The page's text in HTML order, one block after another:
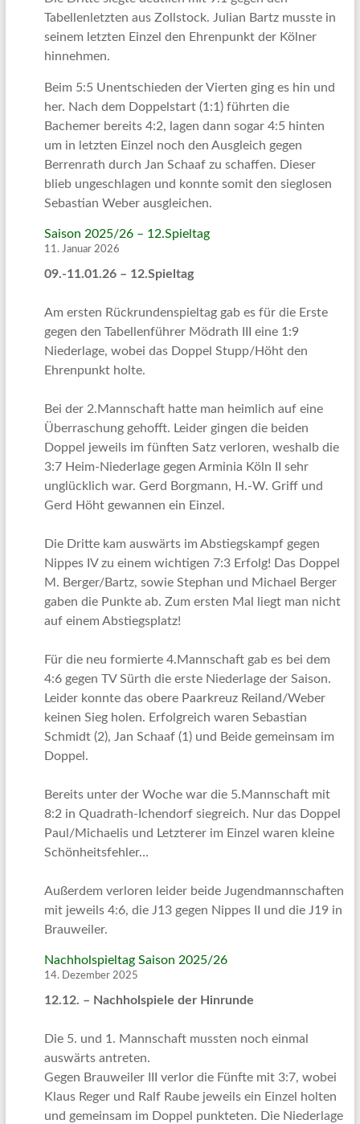
Tabellenletzten aus Zollstock. Julian Bartz musste in
seinem letzten Einzel den Ehrenpunkt der Kölner
hinnehmen.
Beim 5:5 Unentschieden der Vierten ging es hin und
her. Nach dem Doppelstart (1:1) führten die
Bachemer bereits 4:2, lagen dann sogar 4:5 hinten
um in letzten Einzel noch den Ausgleich gegen
Berrenrath durch Jan Schaaf zu schaffen. Dieser
blieb ungeschlagen und konnte somit den sieglosen
Sebastian Weber ausgleichen.
Saison 2025/26 – 12.Spieltag
11. Januar 2026
09.-11.01.26 – 12.Spieltag
Am ersten Rückrundenspieltag gab es für die Erste
gegen den Tabellenführer Mödrath III eine 1:9
Niederlage, wobei das Doppel Stupp/Höht den
Ehrenpunkt holte.
Bei der 2.Mannschaft hatte man heimlich auf eine
Überraschung gehofft. Leider gingen die beiden
Doppel jeweils im fünften Satz verloren, weshalb die
3:7 Heim-Niederlage gegen Arminia Köln II sehr
unglücklich war. Gerd Borgmann, H.-W. Griff und
Gerd Höht gewannen ein Einzel.
Die Dritte kam auswärts im Abstiegskampf gegen
Nippes IV zu einem wichtigen 7:3 Erfolg! Das Doppel
M. Berger/Bartz, sowie Stephan und Michael Berger
gaben die Punkte ab. Zum ersten Mal liegt man nicht
auf einem Abstiegsplatz!
Für die neu formierte 4.Mannschaft gab es bei dem
4:6 gegen TV Sürth die erste Niederlage der Saison.
Leider konnte das obere Paarkreuz Reiland/Weber
keinen Sieg holen. Erfolgreich waren Sebastian
Schmidt (2), Jan Schaaf (1) und Beide gemeinsam im
Doppel.
Bereits unter der Woche war die 5.Mannschaft mit
8:2 in Quadrath-Ichendorf siegreich. Nur das Doppel
Paul/Michaelis und Letzterer im Einzel waren kleine
Schönheitsfehler…
Außerdem verloren leider beide Jugendmannschaften
mit jeweils 4:6, die J13 gegen Nippes II und die J19 in
Brauweiler.
Nachholspieltag Saison 2025/26
14. Dezember 2025
12.12. – Nachholspiele der Hinrunde
Die 5. und 1. Mannschaft mussten noch einmal
auswärts antreten.
Gegen Brauweiler III verlor die Fünfte mit 3:7, wobei
Klaus Reger und Ralf Raube jeweils ein Einzel holten
und gemeinsam im Doppel punkteten. Die Niederlage